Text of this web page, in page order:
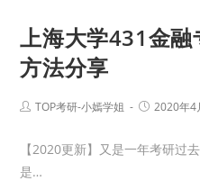
上海大学431金融
方法分享
TOP考研-小嫣学姐 2020年4
【2020更新】又是一年考研过
是…